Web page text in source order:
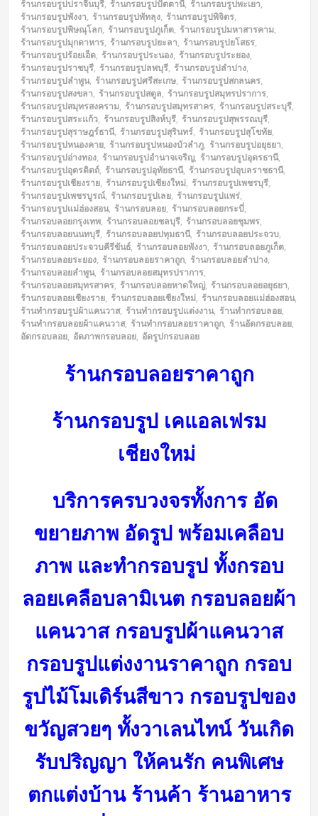
ร้านกรอบรูปปราจีนบุรี, ร้านกรอบรูปปัตตานี, ร้านกรอบรูปพะเยา,
ร้านกรอบรูปพังงา, ร้านกรอบรูปพัทลุง, ร้านกรอบรูปพิจิตร,
ร้านกรอบรูปพิษณุโลก, ร้านกรอบรูปภูเก็ต, ร้านกรอบรูปมหาสารคาม,
ร้านกรอบรูปมุกดาหาร, ร้านกรอบรูปยะลา, ร้านกรอบรูปยโสธร,
ร้านกรอบรูปร้อยเอ็ด, ร้านกรอบรูประนอง, ร้านกรอบรูประยอง,
ร้านกรอบรูปราชบุรี, ร้านกรอบรูปลพบุรี, ร้านกรอบรูปลำปาง,
ร้านกรอบรูปลำพูน, ร้านกรอบรูปศรีสะเกษ, ร้านกรอบรูปสกลนคร,
ร้านกรอบรูปสงขลา, ร้านกรอบรูปสตูล, ร้านกรอบรูปสมุทรปราการ,
ร้านกรอบรูปสมุทรสงคราม, ร้านกรอบรูปสมุทรสาคร, ร้านกรอบรูปสระบุรี,
ร้านกรอบรูปสระแก้ว, ร้านกรอบรูปสิงห์บุรี, ร้านกรอบรูปสุพรรณบุรี,
ร้านกรอบรูปสุราษฎร์ธานี, ร้านกรอบรูปสุรินทร์, ร้านกรอบรูปสุโขทัย,
ร้านกรอบรูปหนองคาย, ร้านกรอบรูปหนองบัวลำภู, ร้านกรอบรูปอยุธยา,
ร้านกรอบรูปอ่างทอง, ร้านกรอบรูปอำนาจเจริญ, ร้านกรอบรูปอุดรธานี,
ร้านกรอบรูปอุตรดิตถ์, ร้านกรอบรูปอุทัยธานี, ร้านกรอบรูปอุบลราชธานี,
ร้านกรอบรูปเชียงราย, ร้านกรอบรูปเชียงใหม่, ร้านกรอบรูปเพชรบุรี,
ร้านกรอบรูปเพชรบูรณ์, ร้านกรอบรูปเลย, ร้านกรอบรูปแพร่,
ร้านกรอบรูปแม่ฮ่องสอน, ร้านกรอบลอย, ร้านกรอบลอยกระบี่,
ร้านกรอบลอยกรุงเทพ, ร้านกรอบลอยชลบุรี, ร้านกรอบลอยชุมพร,
ร้านกรอบลอยนนทบุรี, ร้านกรอบลอยปทุมธานี, ร้านกรอบลอยประจวบ,
ร้านกรอบลอยประจวบคีรีขันธ์, ร้านกรอบลอยพังงา, ร้านกรอบลอยภูเก็ต,
ร้านกรอบลอยระยอง, ร้านกรอบลอยราคาถูก, ร้านกรอบลอยลำปาง,
ร้านกรอบลอยลำพูน, ร้านกรอบลอยสมุทรปราการ,
ร้านกรอบลอยสมุทรสาคร, ร้านกรอบลอยหาดใหญ่, ร้านกรอบลอยอยุธยา,
ร้านกรอบลอยเชียงราย, ร้านกรอบลอยเชียงใหม่, ร้านกรอบลอยแม่ฮ่องสอน,
ร้านทำกรอบรูปผ้าแคนวาส, ร้านทำกรอบรูปแต่งงาน, ร้านทำกรอบลอย,
ร้านทำกรอบลอยผ้าแคนวาส, ร้านทำกรอบลอยราคาถูก, ร้านอัดกรอบลอย,
อัดกรอบลอย, อัดภาพกรอบลอย, อัดรูปกรอบลอย
ร้านกรอบลอยราคาถูก
ร้านกรอบรูป เคแอลเฟรม
เชียงใหม่
บริการครบวงจรทั้งการ อัด
ขยายภาพ อัดรูป พร้อมเคลือบ
ภาพ และทำกรอบรูป ทั้งกรอบ
ลอยเคลือบลามิเนต กรอบลอยผ้า
แคนวาส กรอบรูปผ้าแคนวาส
กรอบรูปแต่งงานราคาถูก กรอบ
รูปไม้โมเดิร์นสีขาว กรอบรูปของ
ขวัญสวยๆ ทั้งวาเลนไทน์ วันเกิด
รับปริญญา ให้คนรัก คนพิเศษ
ตกแต่งบ้าน ร้านค้า ร้านอาหาร